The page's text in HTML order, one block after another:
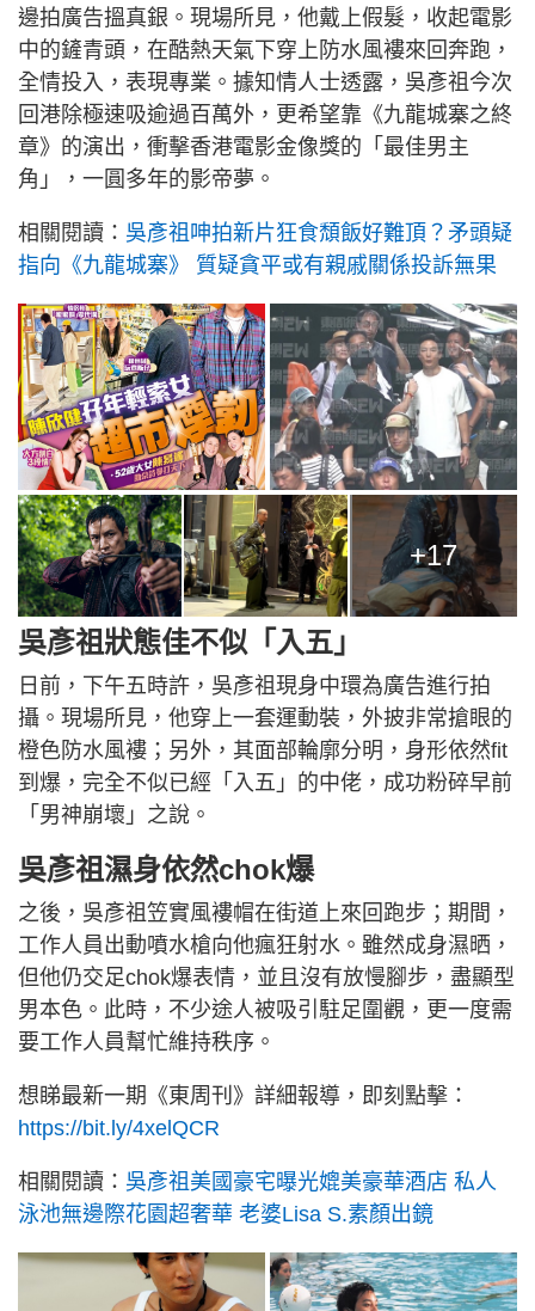
邊拍廣告搵真銀。現場所見，他戴上假髮，收起電影
中的鏟青頭，在酷熱天氣下穿上防水風褸來回奔跑，
全情投入，表現專業。據知情人士透露，吳彥祖今次
回港除極速吸逾過百萬外，更希望靠《九龍城寨之終
章》的演出，衝擊香港電影金像獎的「最佳男主
角」，一圓多年的影帝夢。
相關閱讀： 吳彥祖呻拍新片狂食頹飯好難頂？矛頭疑
指向《九龍城寨》 質疑貪平或有親戚關係投訴無果
+17
吳彥祖狀態佳不似「入五」
日前，下午五時許，吳彥祖現身中環為廣告進行拍
攝。現場所見，他穿上一套運動裝，外披非常搶眼的
橙色防水風褸；另外，其面部輪廓分明，身形依然fit
到爆，完全不似已經「入五」的中佬，成功粉碎早前
「男神崩壞」之說。
吳彥祖濕身依然chok爆
之後，吳彥祖笠實風褸帽在街道上來回跑步；期間，
工作人員出動噴水槍向他瘋狂射水。雖然成身濕晒，
但他仍交足chok爆表情，並且沒有放慢腳步，盡顯型
男本色。此時，不少途人被吸引駐足圍觀，更一度需
要工作人員幫忙維持秩序。
想睇最新一期《東周刊》詳細報導，即刻點擊：
https://bit.ly/4xelQCR
相關閱讀： 吳彥祖美國豪宅曝光媲美豪華酒店 私人
泳池無邊際花園超奢華 老婆Lisa S.素顏出鏡